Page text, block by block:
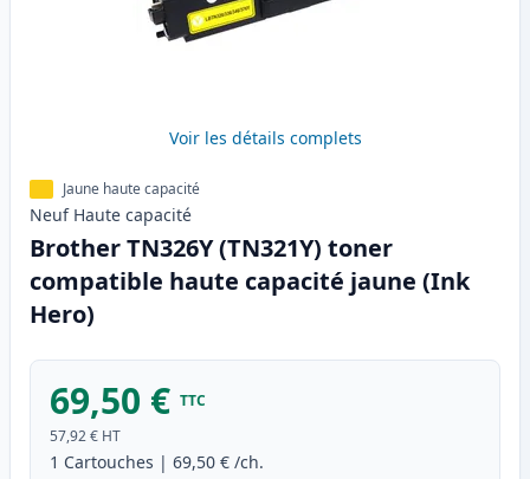
Voir les détails complets
Jaune haute capacité
Neuf Haute capacité
Brother TN326Y (TN321Y) toner
compatible haute capacité jaune (Ink
Hero)
69,50 € TTC
57,92 € HT
1 Cartouches | 69,50 € /ch.